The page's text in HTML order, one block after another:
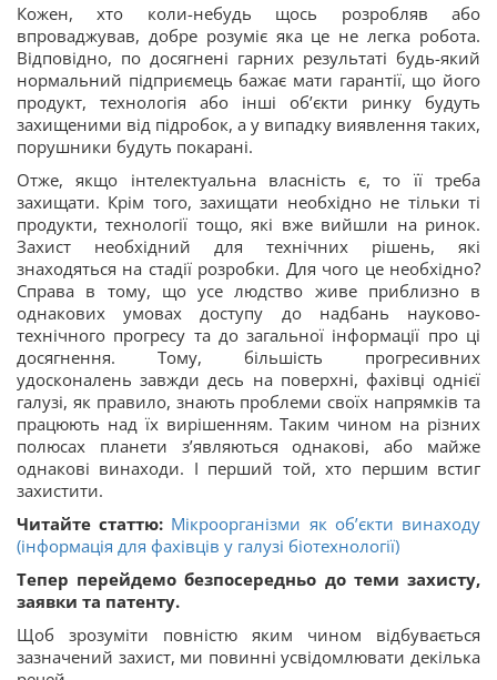
Кожен, хто коли-небудь щось розробляв або
впроваджував, добре розуміє яка це не легка робота.
Відповідно, по досягнені гарних результаті будь-який
нормальний підприємець бажає мати гарантії, що його
продукт, технологія або інші об’єкти ринку будуть
захищеними від підробок, а у випадку виявлення таких,
порушники будуть покарані.
Отже, якщо інтелектуальна власність є, то її треба
захищати. Крім того, захищати необхідно не тільки ті
продукти, технології тощо, які вже вийшли на ринок.
Захист необхідний для технічних рішень, які
знаходяться на стадії розробки. Для чого це необхідно?
Справа в тому, що усе людство живе приблизно в
однакових умовах доступу до надбань науково-
технічного прогресу та до загальної інформації про ці
досягнення. Тому, більшість прогресивних
удосконалень завжди десь на поверхні, фахівці однієї
галузі, як правило, знають проблеми своїх напрямків та
працюють над їх вирішенням. Таким чином на різних
полюсах планети з’являються однакові, або майже
однакові винаходи. І перший той, хто першим встиг
захистити.
Читайте статтю: Мікроорганізми як об’єкти винаходу
(інформація для фахівців у галузі біотехнології)
Тепер перейдемо безпосередньо до теми захисту,
заявки та патенту.
Щоб зрозуміти повністю яким чином відбувається
зазначений захист, ми повинні усвідомлювати декілька